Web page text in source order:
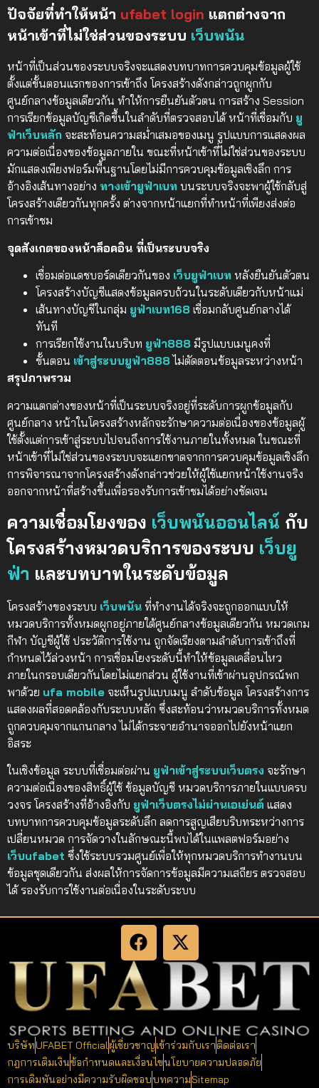
ปัจจัยที่ทำให้หน้า ufabet login แตกต่างจาก
หน้าเข้าที่ไม่ใช่ส่วนของระบบ เว็บพนัน
หน้าที่เป็นส่วนของระบบจริงจะแสดงบทบาทการควบคุมข้อมูลผู้ใช้
ตั้งแต่ขั้นตอนแรกของการเข้าถึง โครงสร้างดังกล่าวถูกผูกกับ
ศูนย์กลางข้อมูลเดียวกัน ทำให้การยืนยันตัวตน การสร้าง Session
การเรียกข้อมูลบัญชีเกิดขึ้นในลำดับที่ตรวจสอบได้ หน้าที่เชื่อมกับ ยู
ฟ่าเว็บหลัก จะสะท้อนความสม่ำเสมอของเมนู รูปแบบการแสดงผล
ความต่อเนื่องของข้อมูลภายใน ขณะที่หน้าเข้าที่ไม่ใช่ส่วนของระบบ
มักแสดงเพียงฟอร์มพื้นฐานโดยไม่มีการควบคุมข้อมูลเชิงลึก การ
อ้างอิงเส้นทางอย่าง ทางเข้ายูฟ่าเบท บนระบบจริงจะพาผู้ใช้กลับสู่
โครงสร้างเดียวกันทุกครั้ง ต่างจากหน้าแยกที่ทำหน้าที่เพียงส่งต่อ
การเข้าชม
จุดสังเกตของหน้าล็อคอิน ที่เป็นระบบจริง
เชื่อมต่อแดชบอร์ดเดียวกันของ เว็บยูฟ่าเบท หลังยืนยันตัวตน
โครงสร้างบัญชีแสดงข้อมูลครบถ้วนในระดับเดียวกับหน้าแม่
เส้นทางบัญชีในกลุ่ม ยูฟ่าเบท168 เชื่อมกลับศูนย์กลางได้
ทันที
การเรียกใช้งานในบริบท ยูฟ่า888 มีรูปแบบเมนูคงที่
ขั้นตอน เข้าสู่ระบบยูฟ่า888ไม่ตัดตอนข้อมูลระหว่างหน้า
สรุปภาพรวม
ความแตกต่างของหน้าที่เป็นระบบจริงอยู่ที่ระดับการผูกข้อมูลกับ
ศูนย์กลาง หน้าในโครงสร้างหลักจะรักษาความต่อเนื่องของข้อมูลผู้
ใช้ตั้งแต่การเข้าสู่ระบบไปจนถึงการใช้งานภายในทั้งหมด ในขณะที่
หน้าเข้าที่ไม่ใช่ส่วนของระบบจะแยกขาดจากการควบคุมข้อมูลเชิงลึก
การพิจารณาจากโครงสร้างดังกล่าวช่วยให้ผู้ใช้แยกหน้าใช้งานจริง
ออกจากหน้าที่สร้างขึ้นเพื่อรองรับการเข้าชมได้อย่างชัดเจน
ความเชื่อมโยงของ เว็บพนันออนไลน์ กับ
โครงสร้างหมวดบริการของระบบ เว็บยู
ฟ่า และบทบาทในระดับข้อมูล
โครงสร้างของระบบ เว็บพนัน ที่ทำงานได้จริงจะถูกออกแบบให้
หมวดบริการทั้งหมดผูกอยู่ภายใต้ศูนย์กลางข้อมูลเดียวกัน หมวดเกม
กีฬา บัญชีผู้ใช้ ประวัติการใช้งาน ถูกจัดเรียงตามลำดับการเข้าถึงที่
กำหนดไว้ล่วงหน้า การเชื่อมโยงระดับนี้ทำให้ข้อมูลเคลื่อนไหว
ภายในกรอบเดียวกันโดยไม่แยกส่วน ผู้ใช้งานที่เข้าผ่านอุปกรณ์พก
พาด้วย ufa mobile จะเห็นรูปแบบเมนู ลำดับข้อมูล โครงสร้างการ
แสดงผลที่สอดคล้องกับระบบหลัก ซึ่งสะท้อนว่าหมวดบริการทั้งหมด
ถูกควบคุมจากแกนกลาง ไม่ได้กระจายอำนาจออกไปยังหน้าแยก
อิสระ
ในเชิงข้อมูล ระบบที่เชื่อมต่อผ่าน ยูฟ่าเข้าสู่ระบบเว็บตรง จะรักษา
ความต่อเนื่องของสิทธิ์ผู้ใช้ ข้อมูลบัญชี หมวดบริการภายในแบบครบ
วงจร โครงสร้างที่อ้างอิงกับ ยูฟ่าเว็บตรงไม่ผ่านเอเย่นต์ แสดง
บทบาทการควบคุมข้อมูลระดับลึก ลดการสูญเสียบริบทระหว่างการ
เปลี่ยนหมวด การจัดวางในลักษณะนี้พบได้ในแพลตฟอร์มอย่าง
เว็บufabet ซึ่งใช้ระบบรวมศูนย์เพื่อให้ทุกหมวดบริการทำงานบน
ข้อมูลชุดเดียวกัน ส่งผลให้การจัดการข้อมูลมีความเสถียร ตรวจสอบ
ได้ รองรับการใช้งานต่อเนื่องในระดับระบบ
บริษัทUFABET Officialผู้เชี่ยวชาญเข้าร่วมกับเราติดต่อเรา
กฎการเติมเงินข้อกำหนดและเงื่อนไขนโยบายความปลอดภัย
การเดิมพันอย่างมีความรับผิดชอบบทความSitemap